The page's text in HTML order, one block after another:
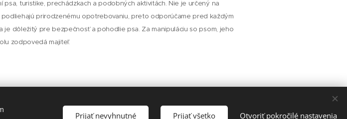
turistike, prechádzkach a podobných aktivitách. Nie je určený na
prirodzenému opotrebovaniu, preto odporúčame pred každým
je dôležitý pre bezpečnosť a pohodlie psa. Za manipuláciu so psom, jeho
zodpovedá majiteľ.
všetky práva vyhradenéPrijať nevyhnutné Prijať všetko Otvoriť pokročilé nastavenia